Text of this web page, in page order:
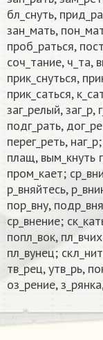
бл_снуть,
зан_мать,
проб_раться,
соч_тание, ч_та,
прик_снуться,
прик_саться,
заг_релый, заг_р,
подг_рать,
перег_реть,
плащ, вым_кнуть
пром_кает;
р_вняйтесь,
пор_вну,
ср_внение;
попл_вок,
пл_вунец;
тв_рец, утв_рь,
оз_рение,